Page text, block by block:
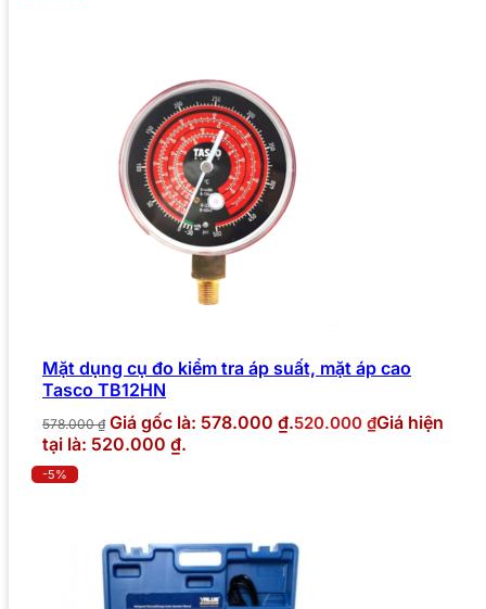
Mặt dụng cụ đo kiểm tra áp suất, mặt áp cao
Tasco TB12HN
578.000₫ Giá gốc là: 578.000 ₫.520.000 ₫Giá hiện
tại là: 520.000 ₫.
-5%